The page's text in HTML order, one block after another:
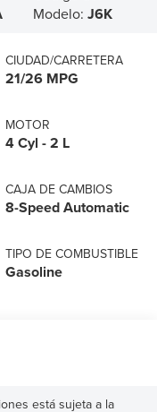
Modelo:J6K
CIUDAD/CARRETERA
21/26 MPG
MOTOR
4 Cyl - 2 L
CAJA DE CAMBIOS
8-Speed Automatic
TIPO DE COMBUSTIBLE
Gasoline
está sujeta a la